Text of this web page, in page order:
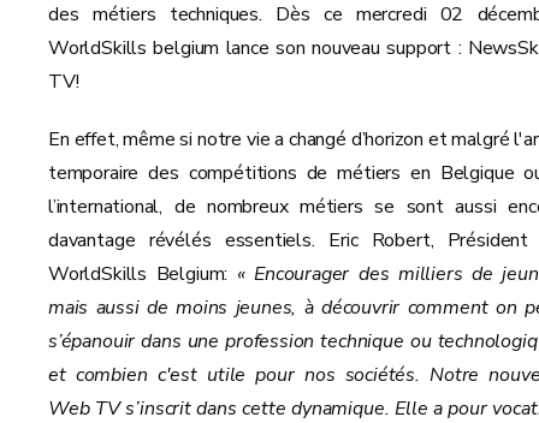
des métiers techniques. Dès ce mercredi 02
WorldSkills belgium lance son nouveau support :
TV!
En effet, même si notre vie a changé d’horizon et malgré
temporaire des compétitions de métiers en Belgique
l’international, de nombreux métiers se sont aussi
davantage révélés essentiels. Eric Robert, Président
WorldSkills Belgium: « Encourager des milliers de
mais aussi de moins jeunes, à découvrir comment on
s’épanouir dans une profession technique ou
et combien c'est utile pour nos sociétés. Notre
Web TV s’inscrit dans cette dynamique. Elle a pour